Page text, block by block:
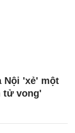
Nội 'xẻ' một
tử vong'